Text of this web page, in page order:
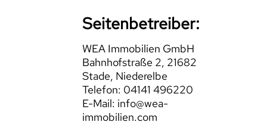
Seitenbetreiber:
WEA Immobilien GmbH
Bahnhofstraße 2, 21682
Stade, Niederelbe
Telefon: 04141 496220
E-Mail: info@wea-
immobilien.com